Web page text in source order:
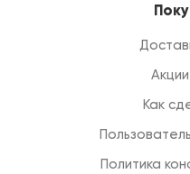
Как
Политика